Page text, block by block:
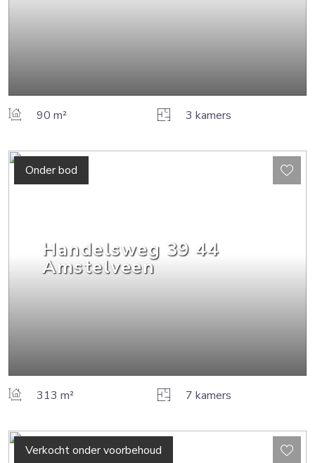
90 m² 3 kamers
Onder bod
Handelsweg 39 44
Amstelveen
313 m² 7 kamers
Verkocht onder voorbehoud